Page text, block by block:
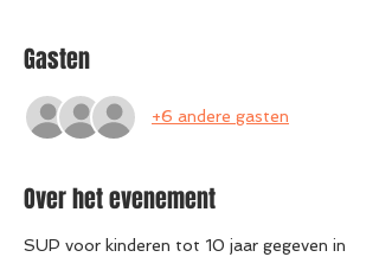
Gasten
+6 andere gasten
Over het evenement
SUP voor kinderen tot 10 jaar gegeven in